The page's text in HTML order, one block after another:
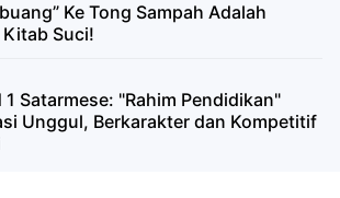
Ke Tong Sampah Adalah
Suci!
1 Satarmese: "Rahim Pendidikan"
Unggul, Berkarakter dan Kompetitif